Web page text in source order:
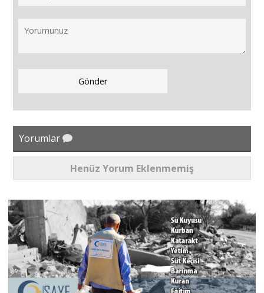
Yorumlar
Henüz Yorum Eklenmemiş